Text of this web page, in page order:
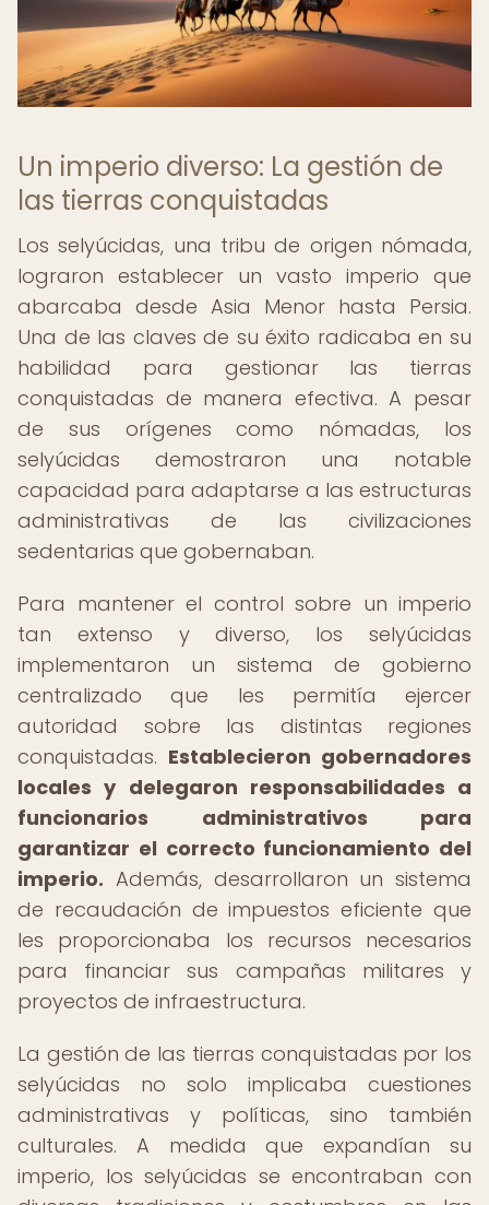
Un imperio diverso: La gestión de
las tierras conquistadas
Los selyúcidas, una tribu de origen nómada,
lograron establecer un vasto imperio que
abarcaba desde Asia Menor hasta Persia.
Una de las claves de su éxito radicaba en su
habilidad para gestionar las tierras
conquistadas de manera efectiva. A pesar
de sus orígenes como nómadas, los
selyúcidas demostraron una notable
capacidad para adaptarse a las estructuras
administrativas de las civilizaciones
sedentarias que gobernaban.
Para mantener el control sobre un imperio
tan extenso y diverso, los selyúcidas
implementaron un sistema de gobierno
centralizado que les permitía ejercer
autoridad sobre las distintas regiones
conquistadas. Establecieron gobernadores
locales y delegaron responsabilidades a
funcionarios administrativos para
garantizar el correcto funcionamiento del
imperio. Además, desarrollaron un sistema
de recaudación de impuestos eficiente que
les proporcionaba los recursos necesarios
para financiar sus campañas militares y
proyectos de infraestructura.
La gestión de las tierras conquistadas por los
selyúcidas no solo implicaba cuestiones
administrativas y políticas, sino también
culturales. A medida que expandían su
imperio, los selyúcidas se encontraban con